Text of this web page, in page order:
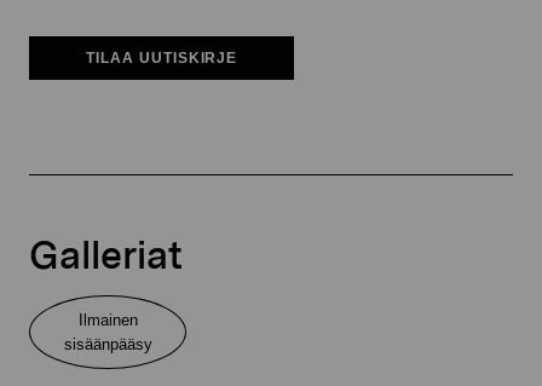
TILAA UUTISKIRJE
Galleriat
Ilmainen
sisäänpääsy